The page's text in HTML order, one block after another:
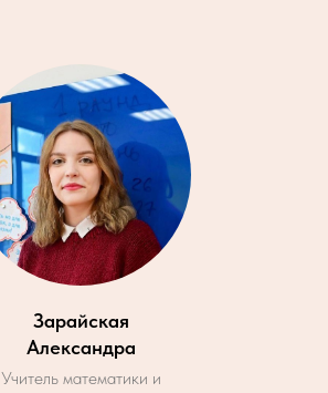
Зарайская
Александра
Учитель математики и